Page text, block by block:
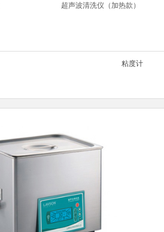
超声波清洗仪（加热款）
粘度计